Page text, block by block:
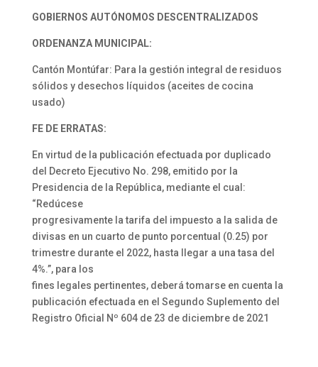
GOBIERNOS AUTÓNOMOS DESCENTRALIZADOS
ORDENANZA MUNICIPAL:
Cantón Montúfar: Para la gestión integral de residuos
sólidos y desechos líquidos (aceites de cocina
usado)
FE DE ERRATAS:
En virtud de la publicación efectuada por duplicado
del Decreto Ejecutivo No. 298, emitido por la
Presidencia de la República, mediante el cual:
“Redúcese
progresivamente la tarifa del impuesto a la salida de
divisas en un cuarto de punto porcentual (0.25) por
trimestre durante el 2022, hasta llegar a una tasa del
4%.”, para los
fines legales pertinentes, deberá tomarse en cuenta la
publicación efectuada en el Segundo Suplemento del
Registro Oficial Nº 604 de 23 de diciembre de 2021